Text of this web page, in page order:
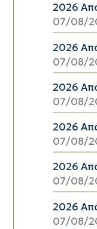
2026
07/08/
2026
07/08/
2026
07/08/
2026
07/08/
2026
07/08/
2026
07/08/